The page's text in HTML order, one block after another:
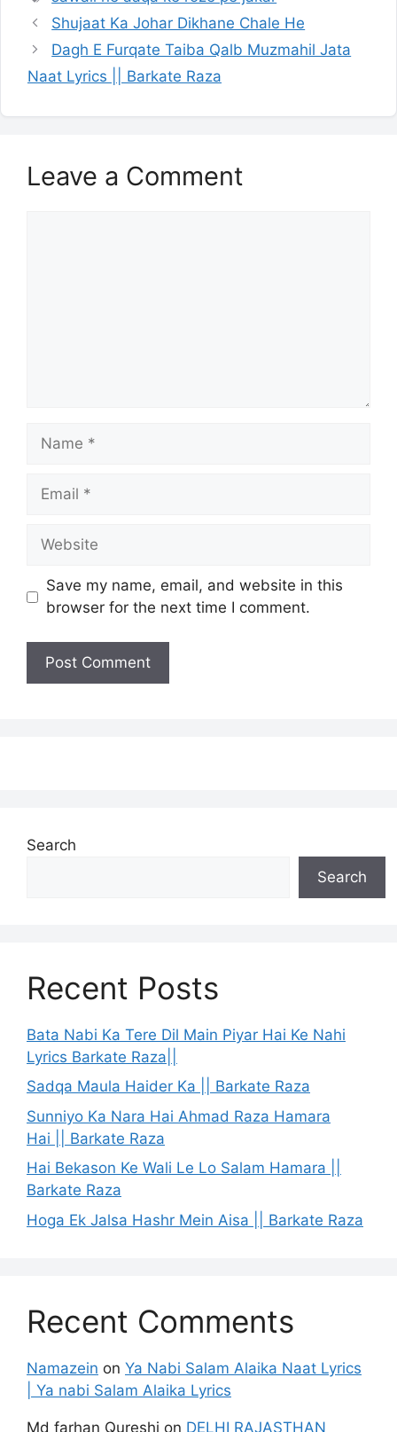
Shujaat Ka Johar Dikhane Chale He
Dagh E Furqate Taiba Qalb Muzmahil Jata
Naat Lyrics || Barkate Raza
Leave a Comment
Name
Email
Website
Save my name, email, and website in this
browser for the next time I comment.
Search
Search
Recent Posts
Bata Nabi Ka Tere Dil Main Piyar Hai Ke Nahi
Lyrics Barkate Raza||
Sadqa Maula Haider Ka || Barkate Raza
Sunniyo Ka Nara Hai Ahmad Raza Hamara
Hai || Barkate Raza
Hai Bekason Ke Wali Le Lo Salam Hamara ||
Barkate Raza
Hoga Ek Jalsa Hashr Mein Aisa || Barkate Raza
Recent Comments
Namazein on Ya Nabi Salam Alaika Naat Lyrics
| Ya nabi Salam Alaika Lyrics
Md farhan Qureshi on DELHI RAJASTHAN